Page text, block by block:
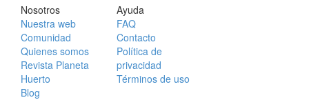
Nosotros
Nuestra web
Comunidad
Quienes somos
Revista Planeta
Huerto
Blog
Ayuda
FAQ
Contacto
Política de
privacidad
Términos de uso